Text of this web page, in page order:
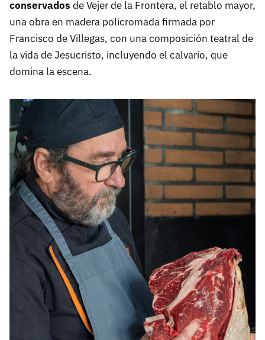
conservados de Vejer de la Frontera, el retablo mayor,
una obra en madera policromada firmada por
Francisco de Villegas, con una composición teatral de
la vida de Jesucristo, incluyendo el calvario, que
domina la escena.